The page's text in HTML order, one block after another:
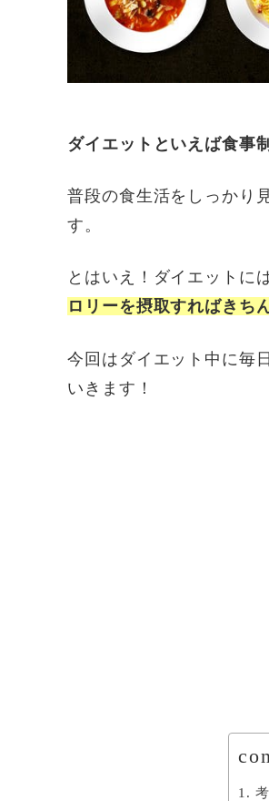
ダイエットといえば食事
普段の食生活をしっかり
す。
とはいえ！ダイエットに
ロリーを摂取すればきち
今回はダイエット中に毎
いきます！